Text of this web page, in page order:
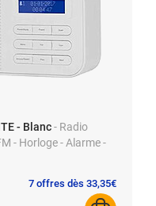
- Blanc- Radio
- Horloge - Alarme -
7 offres dès 33,35€